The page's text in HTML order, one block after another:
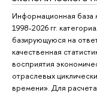
Информационная база
1998-2026 гг.
базирующуюся на
качественная
восприятия
отраслевых
времени». Для